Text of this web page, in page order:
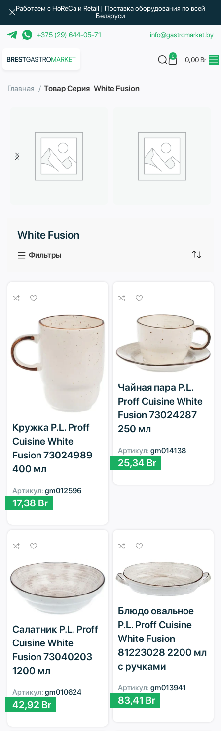
+375 (29) 644-05-71 info@gastromarket.by
0 0,00 Br
Главная Товар Серия White Fusion
3 продукта
White Fusion
Фильтры
Кружка P.L. Proff
Cuisine White
Fusion 73024989
400 мл
Артикул: gm012596
17,38 Br
Чайная пара P.L.
Proff Cuisine White
Fusion 73024287
250 мл
Артикул: gm014138
25,34 Br
Салатник P.L. Proff
Cuisine White
Fusion 73040203
1200 мл
Артикул: gm010624
42,92 Br
Блюдо овальное
P.L. Proff Cuisine
White Fusion
81223028 2200 мл
с ручками
Артикул: gm013941
83,41 Br
Работаем с HoReCa и Retail | Поставка оборудования по всей
Беларуси